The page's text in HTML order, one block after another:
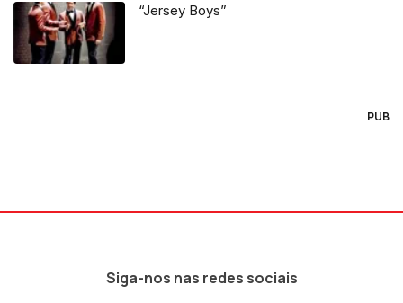
“Jersey Boys”
PUB
Siga-nos nas redes sociais